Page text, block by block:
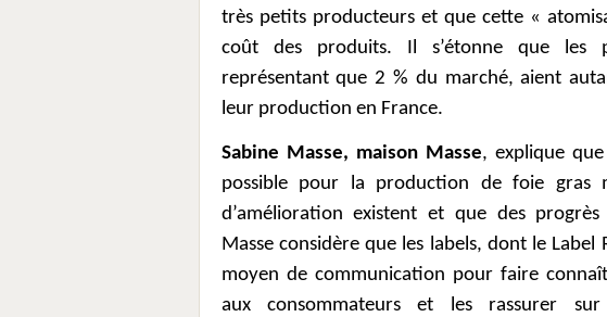
très petits producteurs et que cette «
coût des produits. Il s’étonne que les
représentant que 2 % du marché, aient
leur production en France.
Sabine Masse, maison Masse, explique
possible pour la production de foie gras
d’amélioration existent et que des progrès
Masse considère que les labels, dont le
moyen de communication pour faire
aux consommateurs et les rassurer